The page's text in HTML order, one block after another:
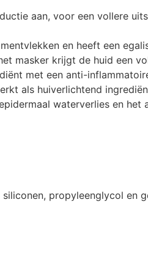
aan, voor een vollere
en heeft een
masker krijgt de huid een
met een anti-
als huiverlichtend
waterverlies en het
propyleenglycol en